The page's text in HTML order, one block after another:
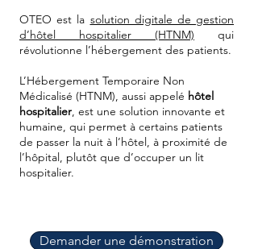
OTEO est la solution digitale de gestion
d’hôtel hospitalier (HTNM) qui
révolutionne l’hébergement des patients.
​L’Hébergement Temporaire Non
Médicalisé (HTNM), aussi appelé hôtel
hospitalier, est une solution innovante et
humaine, qui permet à certains patients
de passer la nuit à l’hôtel, à proximité de
l’hôpital, plutôt que d’occuper un lit
hospitalier.
Demander une démonstration